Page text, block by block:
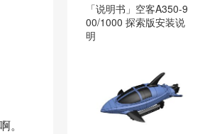
。
「说明书」空客A350-9
00/1000 探索版安装说
明